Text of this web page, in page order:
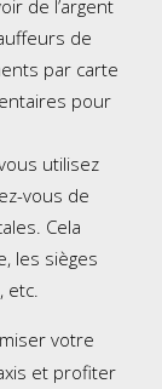
de l’argent
de
par carte
pour
utilisez
vous de
Cela
les sièges
etc.
votre
et profiter